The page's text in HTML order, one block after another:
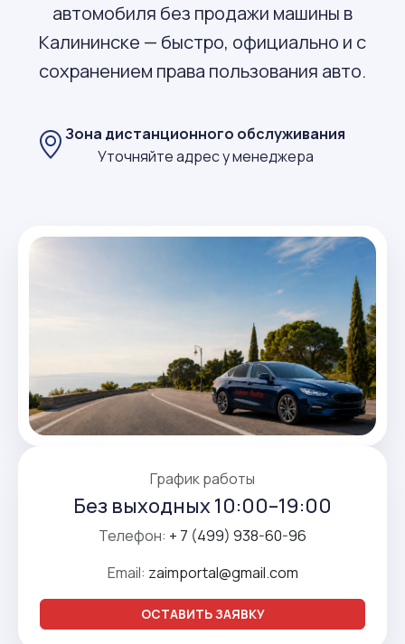
автомобиля без продажи машины в
Калининске — быстро, официально и с
сохранением права пользования авто.
Зона дистанционного обслуживания
Уточняйте адрес у менеджера
График работы
Без выходных 10:00–19:00
Телефон: + 7 (499) 938-60-96
Email: zaimportal@gmail.com
ОСТАВИТЬ ЗАЯВКУ